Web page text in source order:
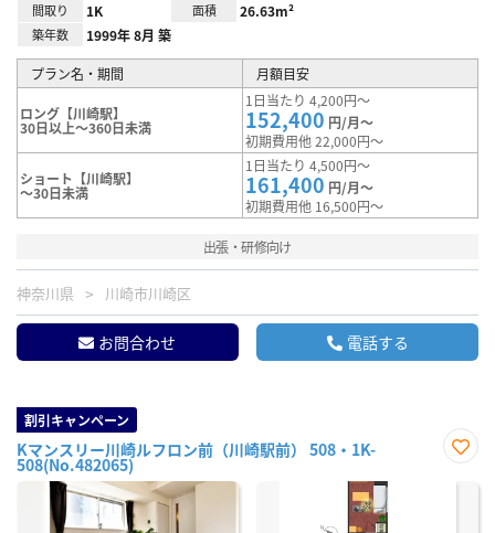
間取り 1K 面積 26.63m²
築年数 1999年 8月 築
プラン名・期間 月額目安
ロング【川崎駅】
30日以上～360日未満
1日当たり 4,200円～
152,400 円/月～
初期費用他 22,000円～
ショート【川崎駅】
～30日未満
1日当たり 4,500円～
161,400 円/月～
初期費用他 16,500円～
出張・研修向け
神奈川県 川崎市川崎区
お問合わせ 電話する
割引キャンペーン
Kマンスリー川崎ルフロン前（川崎駅前） 508・1K-
508(No.482065)
に入